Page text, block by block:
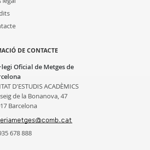
DE CONTACTE
Oficial de Metges de
D'ESTUDIS ACADÈMICS
de la Bonanova, 47
Barcelona
678 888